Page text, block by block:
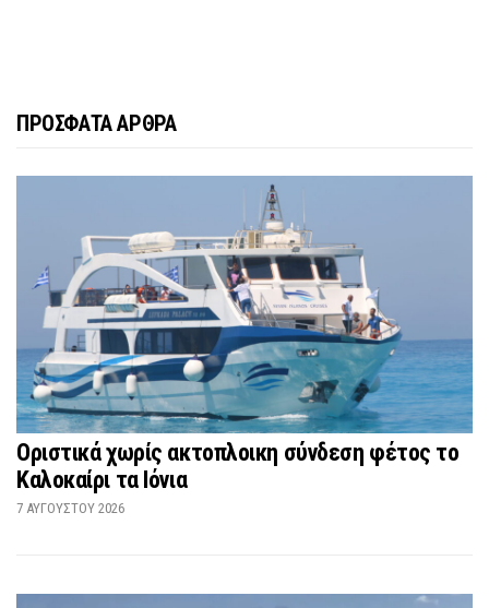
ΠΡΟΣΦΑΤΑ ΑΡΘΡΑ
Οριστικά χωρίς ακτοπλοικη σύνδεση φέτος το
Καλοκαίρι τα Ιόνια
7 ΑΥΓΟΎΣΤΟΥ 2026